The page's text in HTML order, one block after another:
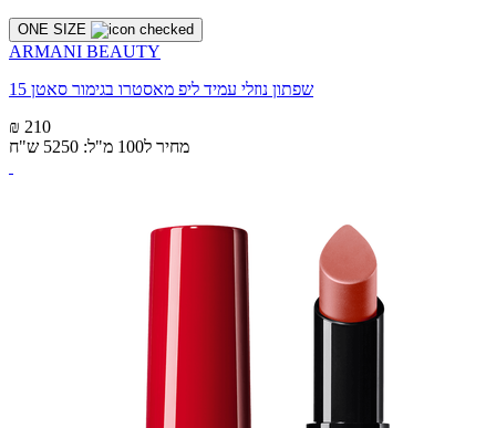
ONE SIZE
ARMANI BEAUTY
שפתון נוזלי עמיד ליפ מאסטרו בגימור סאטן 15
₪ 210
מחיר ל100 מ"ל: 5250 ש"ח